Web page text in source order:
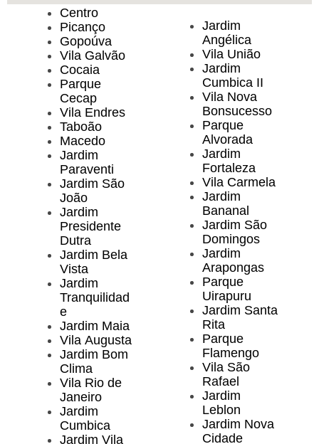
Centro
Picanço
Gopoúva
Vila Galvão
Cocaia
Parque
Cecap
Vila Endres
Taboão
Macedo
Jardim
Paraventi
Jardim São
João
Jardim
Presidente
Dutra
Jardim Bela
Vista
Jardim
Tranquilidad
e
Jardim Maia
Vila Augusta
Jardim Bom
Clima
Vila Rio de
Janeiro
Jardim
Cumbica
Jardim Vila
Jardim
Angélica
Vila União
Jardim
Cumbica II
Vila Nova
Bonsucesso
Parque
Alvorada
Jardim
Fortaleza
Vila Carmela
Jardim
Bananal
Jardim São
Domingos
Jardim
Arapongas
Parque
Uirapuru
Jardim Santa
Rita
Parque
Flamengo
Vila São
Rafael
Jardim
Leblon
Jardim Nova
Cidade